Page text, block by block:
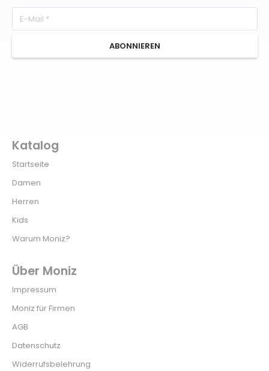
ABONNIEREN
Katalog
Startseite
Damen
Herren
Kids
Warum Moniz?
Über Moniz
Impressum
Moniz für Firmen
AGB
Datenschutz
Widerrufsbelehrung